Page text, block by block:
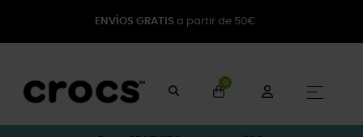
ENVÍOS GRATIS a partir de 50€
0
☰